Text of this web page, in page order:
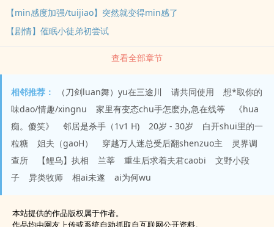
通缉，既然师兄都帮我还债了，自然要变成师兄的专属娼妓还清因果
魔族死敌：战胜死敌的最好方法就是强jian他的大几把，只要征服了
2.有部分涉及双xing改造什么的，雷者慎ru
【min感度加强/tuijiao】突然就变得min感了
【剧情】催眠小徒弟初尝试
查看全部章节
相邻推荐： （刀剑luan舞）yu在三途川 请共同使用
想*取你的
味dao/情趣/xingnu
家里有变态chu手怎麽办,急在线等
《hua
痴。傻笑》
邻居是杀手（1v1 H) 20岁 - 30岁
白开shui里的一
粒糖
姐夫（gaoH） 穿越万人迷总受后翻shenzuo主
灵界调
查所
【鲤乌】执相 兰莘 重生后求着夫君caobi
文野小段
子
异类牧师 相ai未遂 ai为何wu
本站提供的作品版权属于作者。
作品均由网友上传或系统自动抓取自互联网公开资料。